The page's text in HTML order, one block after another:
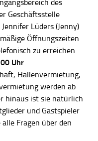
des
Geschäftsstelle
Lüders (Jenny)
Öffnungszeiten
zu erreichen
Uhr
Hallenvermietung,
werden ab
hinaus ist sie natürlich
und Gastspieler
Fragen über den